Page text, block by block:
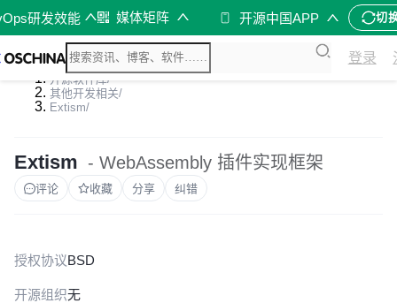
研发效能 媒体矩阵 开源中国APP 切
登录
开源软件库/
其他开发相关/
Extism/
Extism - WebAssembly 插件实现框架
评论 收藏 分享 纠错
授权协议BSD
开源组织无